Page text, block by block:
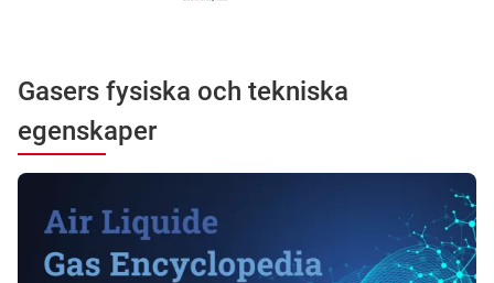
Gasers fysiska och tekniska
egenskaper